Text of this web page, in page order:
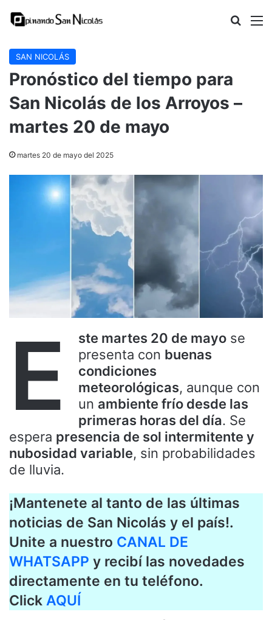
Buscar
SAN NICOLÁS
Pronóstico del tiempo para
San Nicolás de los Arroyos –
martes 20 de mayo
martes 20 de mayo del 2025
E ste martes 20 de mayo se
presenta con buenas
condiciones
meteorológicas, aunque con
un ambiente frío desde las
primeras horas del día. Se
espera presencia de sol intermitente y
nubosidad variable, sin probabilidades
de lluvia.
¡Mantenete al tanto de las últimas
noticias de San Nicolás y el país!.
Unite a nuestro CANAL DE
WHATSAPP y recibí las novedades
directamente en tu teléfono.
Click AQUÍ